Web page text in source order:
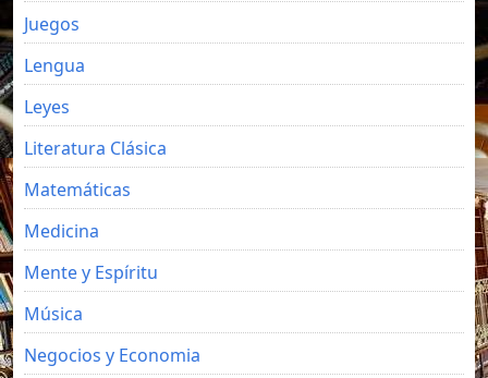
Juegos
Lengua
Leyes
Literatura Clásica
Matemáticas
Medicina
Mente y Espíritu
Música
Negocios y Economia